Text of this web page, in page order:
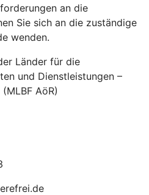
an die
Sie sich an die zuständige
wenden.
Länder für die
und Dienstleistungen –
AöR)